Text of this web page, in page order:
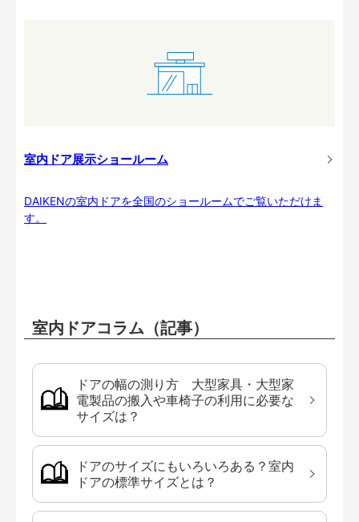
室内ドア展示ショールーム
DAIKENの室内ドアを全国のショールームでご覧いただけま
す。
室内ドアコラム（記事）
ドアの幅の測り方 大型家具・大型家
電製品の搬入や車椅子の利用に必要な
サイズは？
ドアのサイズにもいろいろある？室内
ドアの標準サイズとは？